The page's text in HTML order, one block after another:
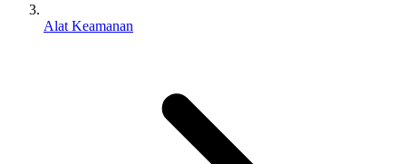
Alat Keamanan